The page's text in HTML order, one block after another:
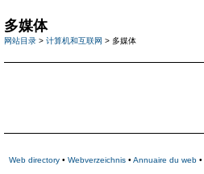
多媒体
网站目录 > 计算机和互联网 > 多媒体
Web directory • Webverzeichnis • Annuaire du web •